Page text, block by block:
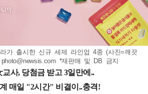
가 출시한 신규 세제 라인업 4종 (사진=깨끗
photo@newsis.com *재판매 및 DB 금지